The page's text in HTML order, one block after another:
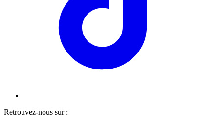
Retrouvez-nous sur :